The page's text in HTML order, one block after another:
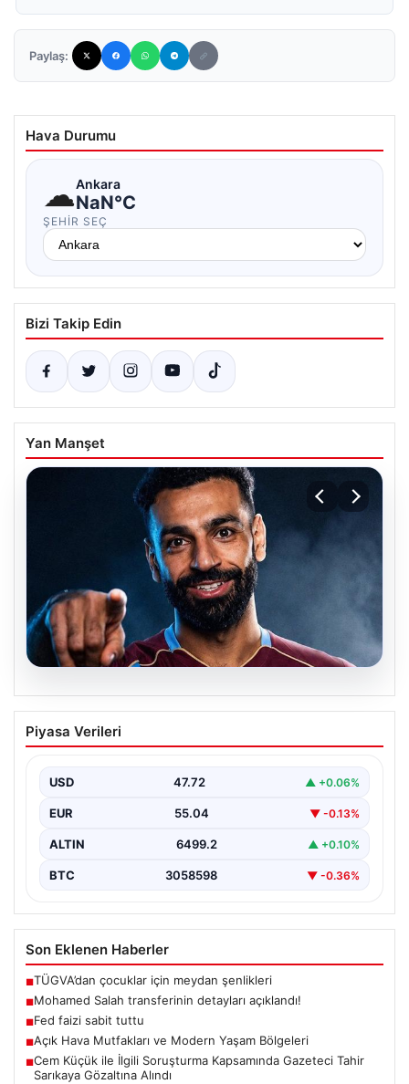
Paylaş:
Hava Durumu
☁Ankara
NaN°C
ŞEHIR SEÇ
Bizi Takip Edin
Yan Manşet
05.08.2026
Mohamed Salah transferinin detayları
açıklandı!
Piyasa Verileri
USD 47.72 ▲ +0.06%
EUR 55.04 ▼ -0.13%
ALTIN 6499.2 ▲ +0.10%
BTC 3058598 ▼ -0.36%
Son Eklenen Haberler
■TÜGVA’dan çocuklar için meydan şenlikleri
■Mohamed Salah transferinin detayları açıklandı!
■Fed faizi sabit tuttu
■Açık Hava Mutfakları ve Modern Yaşam Bölgeleri
■Cem Küçük ile İlgili Soruşturma Kapsamında Gazeteci Tahir
Sarıkaya Gözaltına Alındı